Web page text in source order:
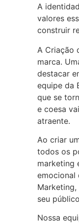
A
valores
construir
A Criação
marca.
destacar
equipe da
que se
e coesa
atraente.
Ao criar
todos os
marketing
emocional
seu
Nossa